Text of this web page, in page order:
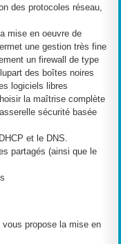
des protocoles réseau,
mise en oeuvre de
une gestion très fine
un firewall de type
des boîtes noires
logiciels libres
la maîtrise complète
sécurité basée
et le DNS.
partagés (ainsi que le
propose la mise en